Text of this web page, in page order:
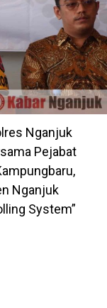
Nganjuk
Pejabat
Nganjuk
System”